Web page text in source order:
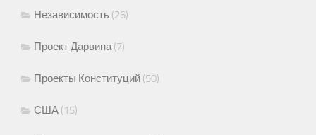
Независимость (26)
Проект Дарвина(7)
Проекты Конституций (50)
США (15)